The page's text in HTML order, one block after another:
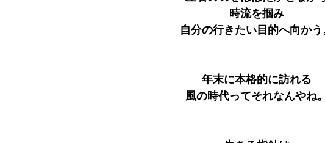
時流を掴み
自分の行きたい目的へ向かう
年末に本格的に訪れる
風の時代ってそれなんやね。